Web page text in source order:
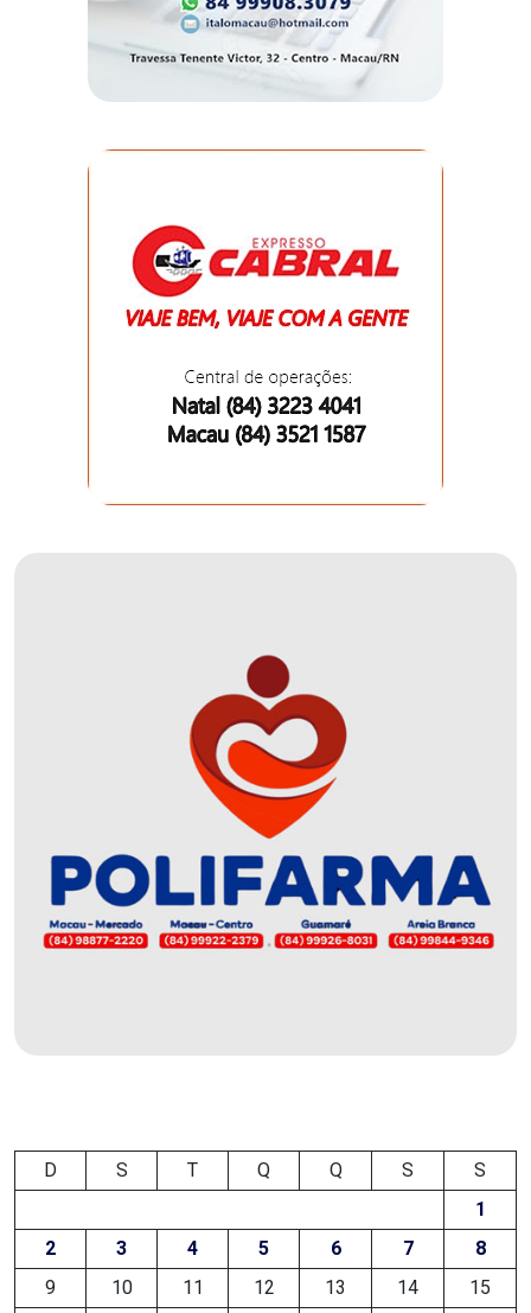
CORRIDA
CURSINHO
PREPARATÓRIO
DEMISSÕES
DESENVOLVIMENTO
ECONOMIA
EDUCAÇÃO
EMANCIPAÇÃO
DE
CARNAUBAIS
D S T Q Q S
S
1
2
3 4 5 6 7
8
9
10 11 12 13 14
15